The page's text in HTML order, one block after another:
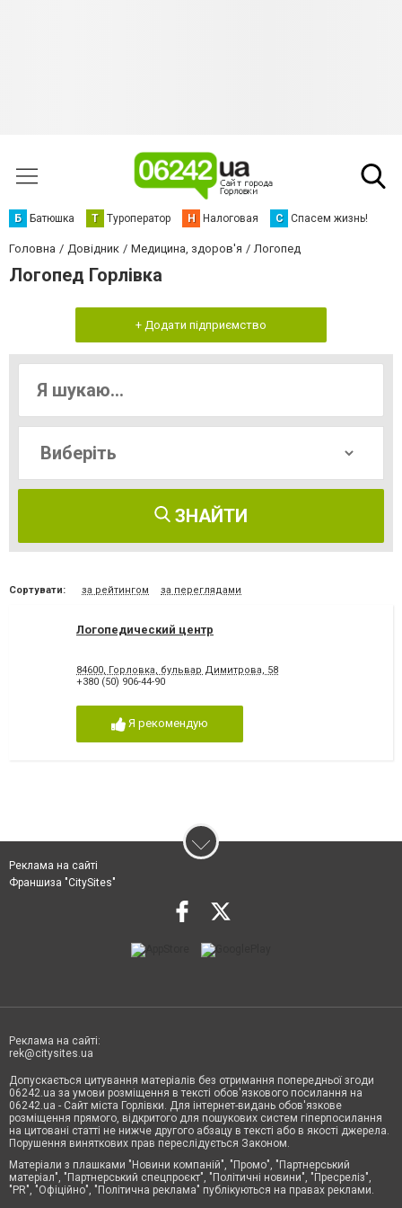
Б Батюшка Т Туроператор Н Налоговая С Спасем жизнь!
Головна Довідник Медицина, здоров'я Логопед
Логопед Горлівка
+ Додати підприємство
ЗНАЙТИ
Сортувати: за рейтингом за переглядами
Логопедический центр
84600, Горловка, бульвар Димитрова, 58
+380 (50) 906-44-90
Я рекомендую
Реклама на сайті
Франшиза "CitySites"
Реклама на сайті:
rek@citysites.ua
Допускається цитування матеріалів без отримання попередньої згоди
06242.ua за умови розміщення в тексті обов'язкового посилання на
06242.ua - Сайт міста Горлівки. Для інтернет-видань обов'язкове
розміщення прямого, відкритого для пошукових систем гіперпосилання
на цитовані статті не нижче другого абзацу в тексті або в якості джерела.
Порушення виняткових прав переслідується Законом.
Матеріали з плашками "Новини компаній", "Промо", "Партнерський
матеріал", "Партнерський спецпроєкт", "Політичні новини", "Пресреліз",
"PR", "Офіційно", "Політична реклама" публікуються на правах реклами.